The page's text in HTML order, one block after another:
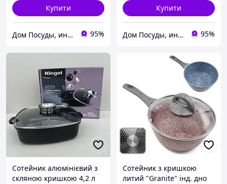
Україні
Купити
Дом Посуды, интернет-магазин посуды и товаров для кухни 95%
Купити
Дом Посуды, интернет-магазин посуды и товаров для кухни 95%
Сотейник алюмінієвий з
скляною кришкою 4,2 л
Сотейник з кришкою
литий "Granite" інд. дно